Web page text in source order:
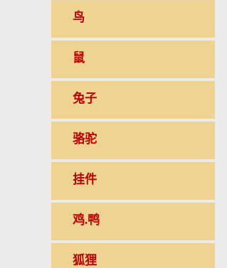
鸟
鼠
兔子
骆驼
挂件
鸡.鸭
狐狸